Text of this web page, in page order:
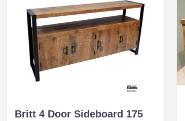
Britt 4 Door Sideboard 175